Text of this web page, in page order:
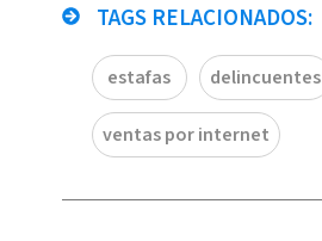
TAGS RELACIONADOS:
estafas delincuentes
ventas por internet